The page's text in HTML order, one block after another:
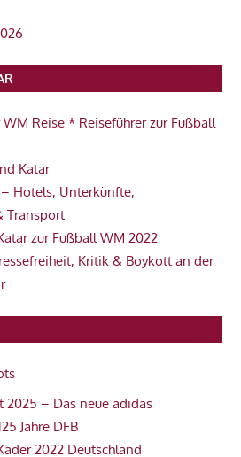
Reise * Reiseführer zur Fußball
Katar
Hotels, Unterkünfte,
Transport
zur Fußball WM 2022
Kritik & Boykott an der
2025 – Das neue adidas
Jahre DFB
2022 Deutschland